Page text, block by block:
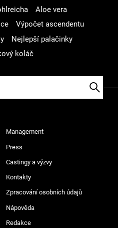
Aloe vera
Výpočet ascendentu
Nejlepší palačinky
koláč
Management
Press
Castingy a výzvy
Kontakty
Zpracování osobních údajů
Nápověda
Redakce